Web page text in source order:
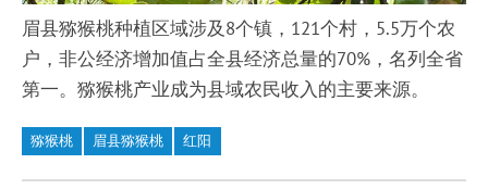
眉县猕猴桃种植区域涉及8个镇，121个村，5.5万个农
户，非公经济增加值占全县经济总量的70%，名列全省
第一。猕猴桃产业成为县域农民收入的主要来源。
猕猴桃 眉县猕猴桃 红阳